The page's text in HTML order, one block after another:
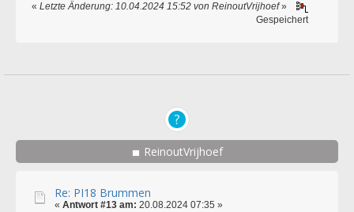
« Letzte Änderung: 10.04.2024 15:52 von ReinoutVrijhoef»
Gespeichert
ReinoutVrijhoef
Re: PI18 Brummen
« Antwort #13 am: 20.08.2024 07:35 »